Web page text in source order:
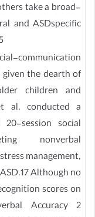
take a broad-
and ASDspecific
communication
the dearth of
children and
al. conducted a
session social
nonverbal
management,
Although no
scores on
Accuracy 2